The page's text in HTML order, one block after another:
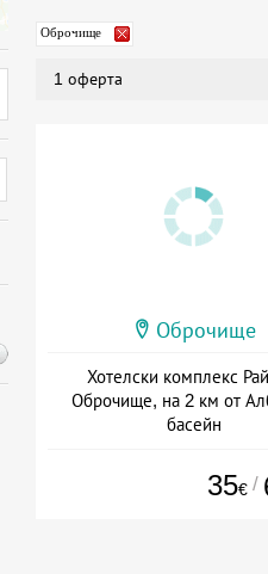
Оброчище
1 оферта
Оброчище
Хотелски комплекс
Оброчище, на 2 км от
басейн
35€ /